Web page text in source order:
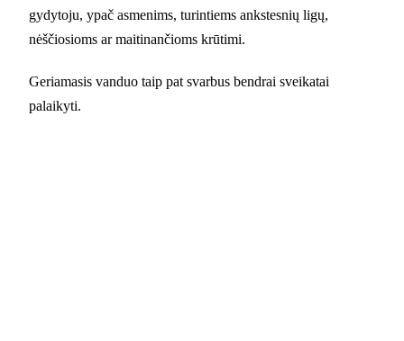
gydytoju, ypač asmenims, turintiems ankstesnių ligų,
nėščiosioms ar maitinančioms krūtimi.
Geriamasis vanduo taip pat svarbus bendrai sveikatai
palaikyti.